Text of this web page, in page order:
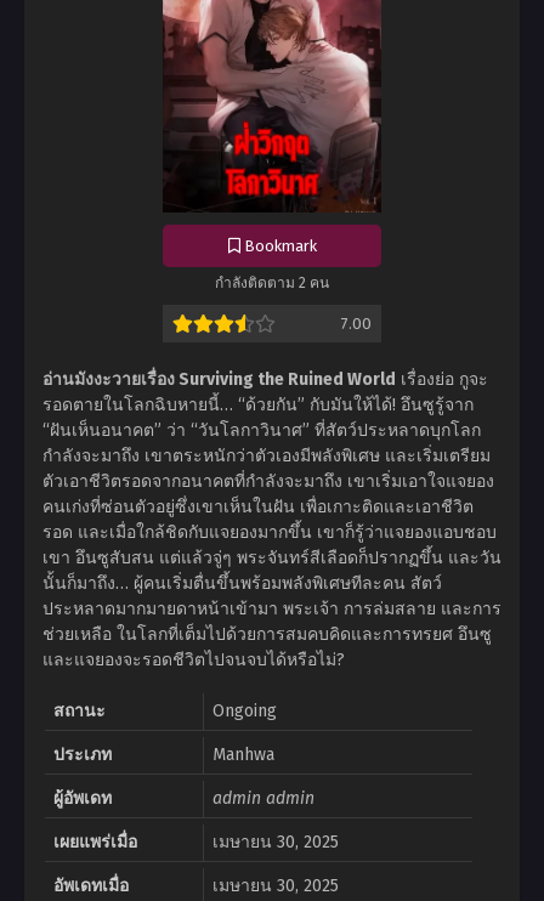
Bookmark
กำลังติดตาม 2 คน
7.00
อ่านมังงะวายเรื่อง Surviving the Ruined World เรื่องย่อ กูจะ
รอดตายในโลกฉิบหายนี้… “ด้วยกัน” กับมันให้ได้! อึนซูรู้จาก
“ฝันเห็นอนาคต” ว่า “วันโลกาวินาศ” ที่สัตว์ประหลาดบุกโลก
กำลังจะมาถึง เขาตระหนักว่าตัวเองมีพลังพิเศษ และเริ่มเตรียม
ตัวเอาชีวิตรอดจากอนาคตที่กำลังจะมาถึง เขาเริ่มเอาใจแจยอง
คนเก่งที่ซ่อนตัวอยู่ซึ่งเขาเห็นในฝัน เพื่อเกาะติดและเอาชีวิต
รอด และเมื่อใกล้ชิดกับแจยองมากขึ้น เขาก็รู้ว่าแจยองแอบชอบ
เขา อึนซูสับสน แต่แล้วจู่ๆ พระจันทร์สีเลือดก็ปรากฏขึ้น และวัน
นั้นก็มาถึง… ผู้คนเริ่มตื่นขึ้นพร้อมพลังพิเศษทีละคน สัตว์
ประหลาดมากมายดาหน้าเข้ามา พระเจ้า การล่มสลาย และการ
ช่วยเหลือ ในโลกที่เต็มไปด้วยการสมคบคิดและการทรยศ อึนซู
และแจยองจะรอดชีวิตไปจนจบได้หรือไม่?
สถานะ Ongoing
ประเภท Manhwa
ผู้อัพเดท admin admin
เผยแพร่เมื่อ เมษายน 30, 2025
อัพเดทเมื่อ เมษายน 30, 2025